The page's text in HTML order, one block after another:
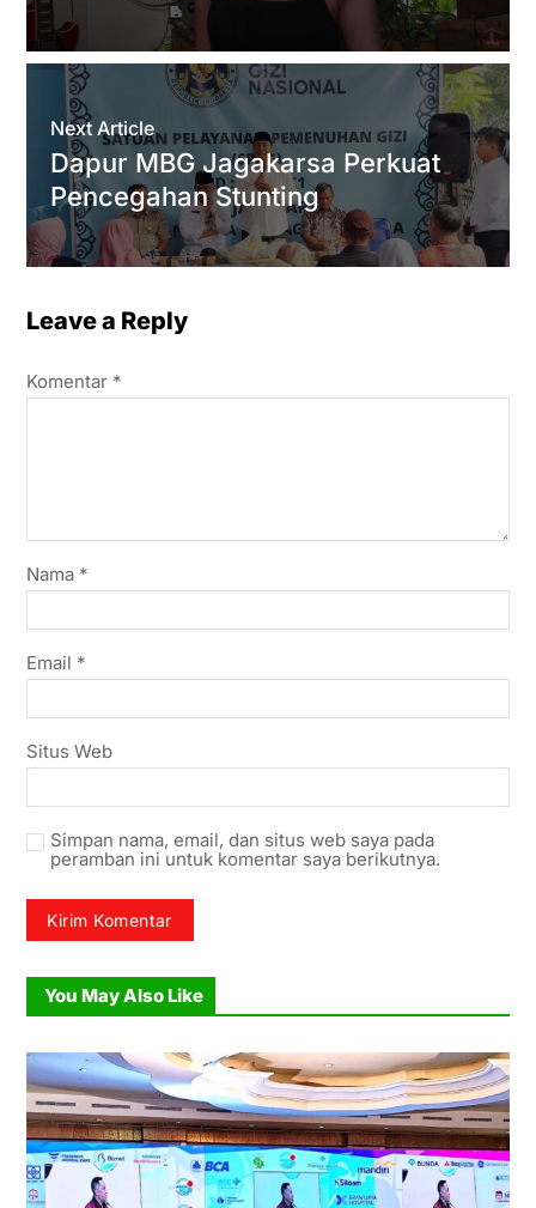
Next Article
Dapur MBG Jagakarsa Perkuat
Pencegahan Stunting
Leave a Reply
Komentar *
Nama *
Email *
Situs Web
Simpan nama, email, dan situs web saya pada
peramban ini untuk komentar saya berikutnya.
You May Also Like